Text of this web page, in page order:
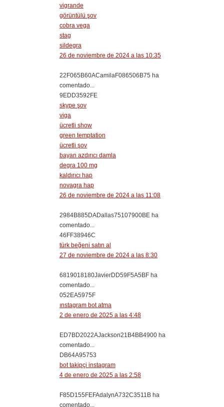
vigrande
görüntülü şov
cobra vega
stag
sildegra
26 de noviembre de 2024 a las 10:35
22F065B60ACamilaF086506B75 ha
comentado...
9EDD3592FE
skype şov
viga
ücretli show
green temptation
ücretli şov
bayan azdırıcı damla
degra 100 mg
kaldırıcı hap
novagra hap
26 de noviembre de 2024 a las 11:08
2984B885DADallas75107900BE ha
comentado...
46FF38946C
türk beğeni satın al
27 de noviembre de 2024 a las 8:30
6819018180JavierDD59F5A5BF ha
comentado...
052EA5975F
ınstagram bot atma
2 de enero de 2025 a las 4:48
ED7BD2022AJackson21B4BB4900 ha
comentado...
DB64A95753
bot takipçi instagram
4 de enero de 2025 a las 2:58
F85D155FEFAdalynA732C3511B ha
comentado...